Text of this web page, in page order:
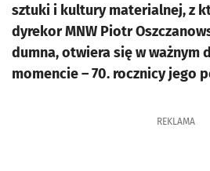
sztuki i kultury materialnej, z
dyrekor MNW Piotr
dumna, otwiera się w ważnym
momencie – 70. rocznicy jego
REKLAMA